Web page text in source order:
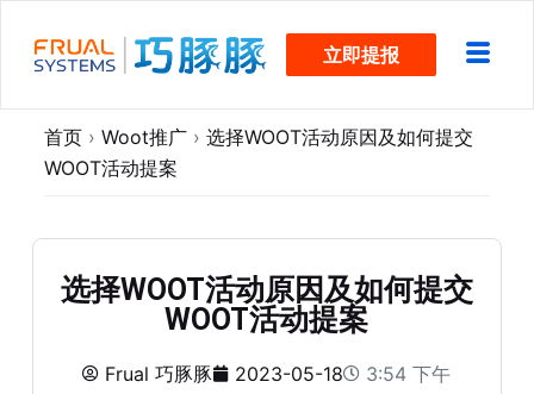
过
立即提报
首页 › Woot推广 › 选择WOOT活动原因及如何提交
WOOT活动提案
选择WOOT活动原因及如何提交
WOOT活动提案
Frual 巧豚豚 2023-05-18 3:54 下午